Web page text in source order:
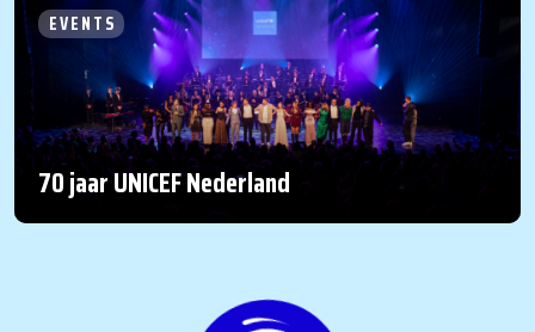
EVENTS
70 jaar UNICEF Nederland